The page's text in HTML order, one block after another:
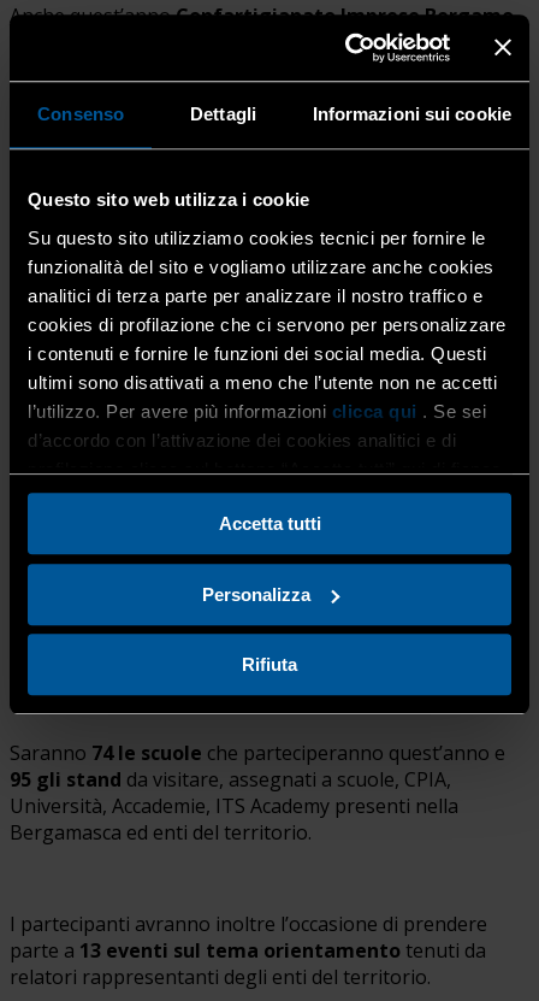
Consenso Dettagli Informazioni sui cookie
Questo sito web utilizza i cookie
Su questo sito utilizziamo cookies tecnici per fornire le
funzionalità del sito e vogliamo utilizzare anche cookies
analitici di terza parte per analizzare il nostro traffico e
cookies di profilazione che ci servono per personalizzare
i contenuti e fornire le funzioni dei social media. Questi
ultimi sono disattivati a meno che l’utente non ne accetti
l’utilizzo. Per avere più informazioni clicca qui . Se sei
d’accordo con l’attivazione dei cookies analitici e di
profilazione clicca sul bottone “Accetta tutti” qui di fianco.
Accetta tutti
Personalizza
Rifiuta
Anche quest’annoConfartigianato Imprese Bergamo
sarà presente nello stand di Imprese & Territorio
dove sarà possibile trovare i referenti delle associazioni
lavoro.
Si tratta di un appuntamento da non perdere, per chi ha
un giovane in famiglia che deve valutare il proprio futuro
formativo e professionale.
La manifestazione si rivolge a due distinte platee di
studenti e studentesse: da un lato, quelli in procinto di
terminare la scuola secondaria di primo grado; dall’altro,
quelli in uscita dal secondo ciclo di istruzione.
Infatti, la Fiera dell’Orientamento ospita, all’interno di
stand dedicati, sia scuole secondarie di secondo grado ed
istituzioni formative, sia realtà del sistema di istruzione e
formazione terziaria (Università, Accademie, ITS
Academy) e del mondo del lavoro (Centri per l’Impiego
provinciali), oltre a numerosi enti del territorio.
Saranno 74 le scuole che parteciperanno quest’anno e
95 gli stand da visitare, assegnati a scuole, CPIA,
Università, Accademie, ITS Academy presenti nella
Bergamasca ed enti del territorio.
I partecipanti avranno inoltre l’occasione di prendere
parte a 13 eventi sul tema orientamento tenuti da
relatori rappresentanti degli enti del territorio.